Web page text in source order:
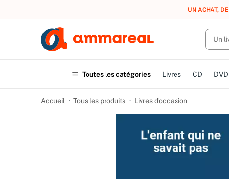
UN ACHAT,
Toutes les catégories Livres CD DVD
Accueil Tous les produits Livres d’occasion